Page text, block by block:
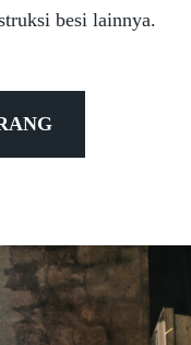
besi lainnya.